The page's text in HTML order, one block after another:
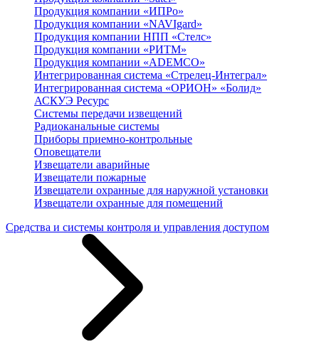
Продукция компании «ИПРо»
Продукция компании «NAVIgard»
Продукция компании НПП «Стелс»
Продукция компании «РИТМ»
Продукция компании «ADEMCO»
Интегрированная система «Стрелец-Интеграл»
Интегрированная система «ОРИОН» «Болид»
АСКУЭ Ресурс
Системы передачи извещений
Радиоканальные системы
Приборы приемно-контрольные
Оповещатели
Извещатели аварийные
Извещатели пожарные
Извещатели охранные для наружной установки
Извещатели охранные для помещений
Средства и системы контроля и управления доступом